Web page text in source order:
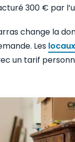
300 € par
change la
Les
un tarif